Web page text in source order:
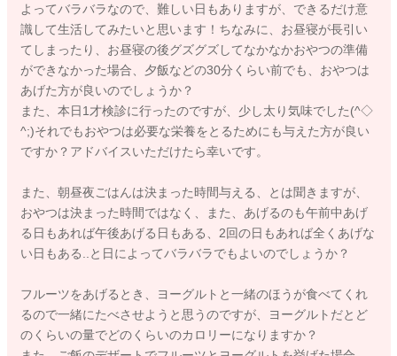
１～２歳は１００～１５０kｃａｌ程度が目安です。 １日２回
与える際は、これを２回に分けて与えましょう。 お食事の進
みが悪いお子様は、この量を２回与えても良いです。食事との
兼ね合いでお考え下さい。
例えば、さつまいもの場合、５０ｇで６７kｃａｌ程度です。
さつまいも５０ｇ＋牛乳１００ｍｌあげると、約１３０ｋｃａ
ｌとなり、この時期のおやつの適量と言えます。 お子様の食
幼児のおやつは、お子様の片手に乗り切る分くらいが１日の量
と考えて勧めるとわかりますです。細かく計算する必要はあり
ませんが、ご参考までにこの時期のおすすめのおやつのエネル
・食パン８枚切り１枚(50ｇ) １３０kcal
・ホットケーキ（50ｇ) １３１kcal
よってバラバラなので、難しい日もありますが、できるだけ意
識して生活してみたいと思います！ちなみに、お昼寝が長引い
てしまったり、お昼寝の後グズグズしてなかなかおやつの準備
ができなかった場合、夕飯などの30分くらい前でも、おやつは
あげた方が良いのでしょうか？
また、本日1才検診に行ったのですが、少し太り気味でした(^◇
^;)それでもおやつは必要な栄養をとるためにも与えた方が良い
ですか？アドバイスいただけたら幸いです。
また、朝昼夜ごはんは決まった時間与える、とは聞きますが、
おやつは決まった時間ではなく、また、あげるのも午前中あげ
る日もあれば午後あげる日もある、2回の日もあれば全くあげな
い日もある..と日によってバラバラでもよいのでしょうか？
フルーツをあげるとき、ヨーグルトと一緒のほうが食べてくれ
るので一緒にたべさせようと思うのですが、ヨーグルトだとど
のくらいの量でどのくらいのカロリーになりますか？